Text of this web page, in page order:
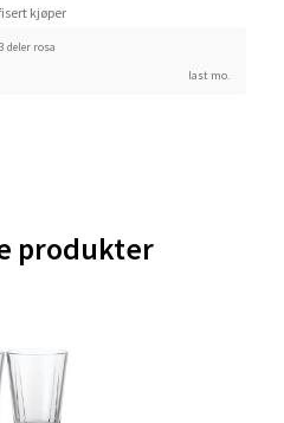
kjøper
deler rosa
last mo.
produkter
113, 7300